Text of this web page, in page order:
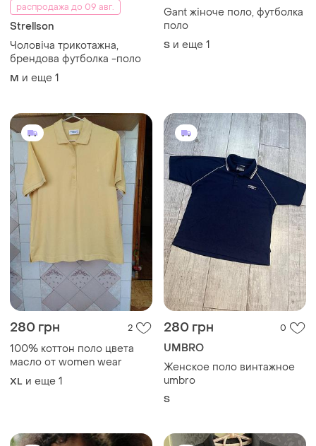
распродажа до 09 авг.
Strellson
Чоловіча трикотажна,
брендова футболка -поло
M и еще 1
Gant жіноче поло, футболка
поло
S и еще 1
280 грн 2
100% коттон поло цвета
масло от women wear
XL и еще 1
280 грн 0
UMBRO
Женское поло винтажное
umbro
S